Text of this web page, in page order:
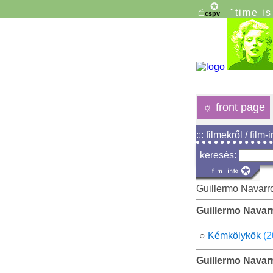
"time
☼ front page
::: filmekről / film-
keresés:
Guillermo
Guillermo
○ Kémkölykök
Guillermo